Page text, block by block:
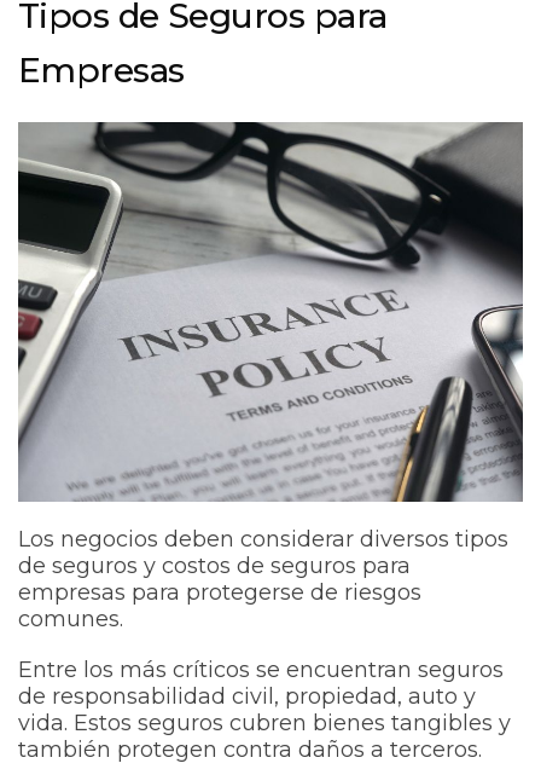
Tipos de Seguros para
Empresas
Los negocios deben considerar diversos tipos
de seguros y costos de seguros para
empresas para protegerse de riesgos
comunes.
Entre los más críticos se encuentran seguros
de responsabilidad civil, propiedad, auto y
vida. Estos seguros cubren bienes tangibles y
también protegen contra daños a terceros.